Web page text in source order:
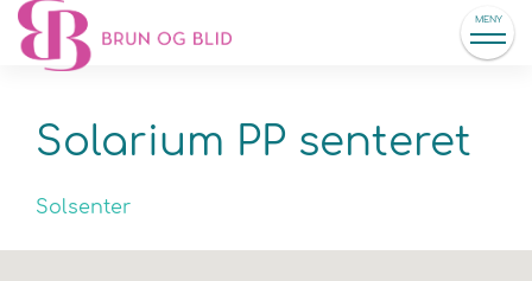
MENY
Solarium PP senteret
Solsenter